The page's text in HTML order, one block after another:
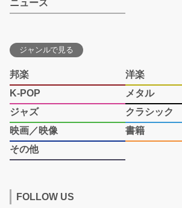
ニュース
ジャンルで見る
邦楽
洋楽
K-POP
メタル
ジャズ
クラシック
映画／映像
書籍
その他
FOLLOW US